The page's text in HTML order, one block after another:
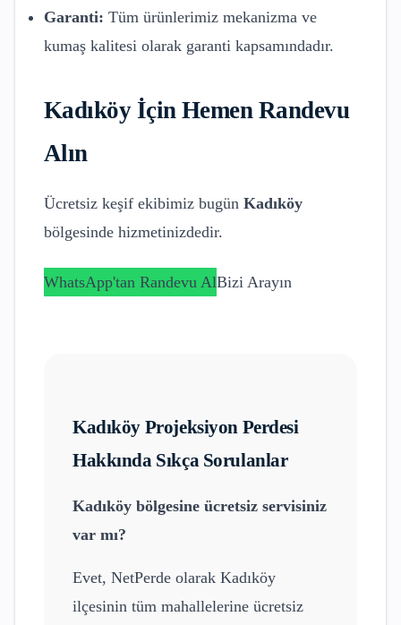
Garanti: Tüm ürünlerimiz mekanizma ve
kumaş kalitesi olarak garanti kapsamındadır.
Kadıköyİçin Hemen Randevu
Alın
Ücretsiz keşif ekibimiz bugün Kadıköy
bölgesinde hizmetinizdedir.
WhatsApp'tan Randevu AlBizi Arayın
Kadıköy Projeksiyon Perdesi
Hakkında Sıkça Sorulanlar
Kadıköy bölgesine ücretsiz servisiniz
var mı?
Evet, NetPerde olarak Kadıköy
ilçesinin tüm mahallelerine ücretsiz